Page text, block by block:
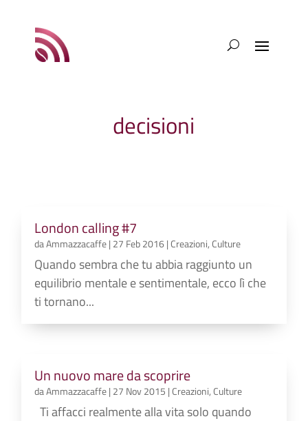
decisioni
London calling #7
daAmmazzacaffe| 27 Feb 2016|Creazioni,Culture
Quando sembra che tu abbia raggiunto un
equilibrio mentale e sentimentale, ecco lì che
ti tornano...
Un nuovo mare da scoprire
daAmmazzacaffe| 27 Nov 2015 |Creazioni,Culture
Ti affacci realmente alla vita solo quando